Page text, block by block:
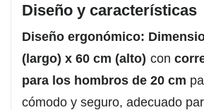
Diseño y características
Diseño ergonómico:
(largo) x 60 cm (alto) con
para los hombros de 20 cm
cómodo y seguro, adecuado